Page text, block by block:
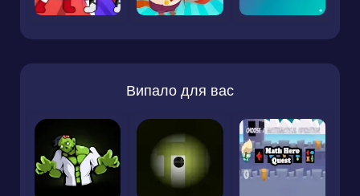
Випало для вас